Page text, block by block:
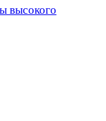
высокого